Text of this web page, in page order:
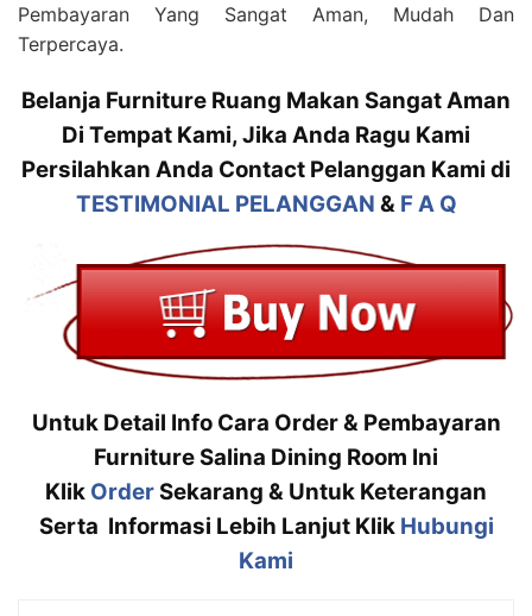
Pembayaran Yang Sangat Aman, Mudah Dan
Terpercaya.
Belanja Furniture Ruang Makan Sangat Aman
Di Tempat Kami, Jika Anda Ragu Kami
Persilahkan Anda Contact Pelanggan Kami di
TESTIMONIAL PELANGGAN & F A Q
Untuk Detail Info Cara Order & Pembayaran
Furniture Salina Dining Room Ini
Klik OrderSekarang & Untuk Keterangan
Serta Informasi Lebih Lanjut Klik Hubungi
Kami